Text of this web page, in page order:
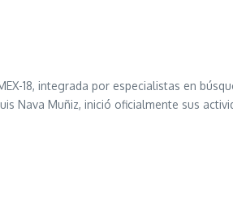
18, integrada por especialistas en
Nava Muñiz, inició oficialmente sus